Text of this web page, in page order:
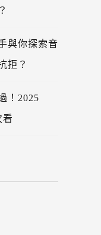
與你探索音
拒？
！2025
看